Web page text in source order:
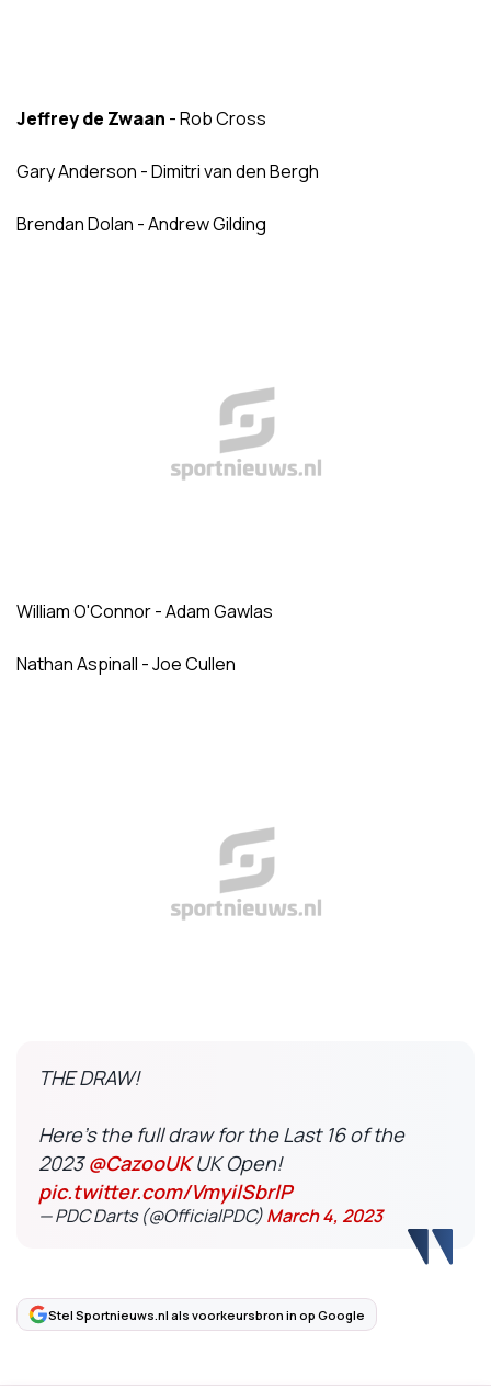
Jeffrey de Zwaan - Rob Cross
Gary Anderson - Dimitri van den Bergh
Brendan Dolan - Andrew Gilding
William O'Connor - Adam Gawlas
Nathan Aspinall - Joe Cullen
THE DRAW!
Here's the full draw for the Last 16 of the
2023@CazooUKUK Open!
pic.twitter.com/VmyilSbrlP
— PDC Darts (@OfficialPDC)March 4, 2023
Stel Sportnieuws.nl als voorkeursbron in op Google